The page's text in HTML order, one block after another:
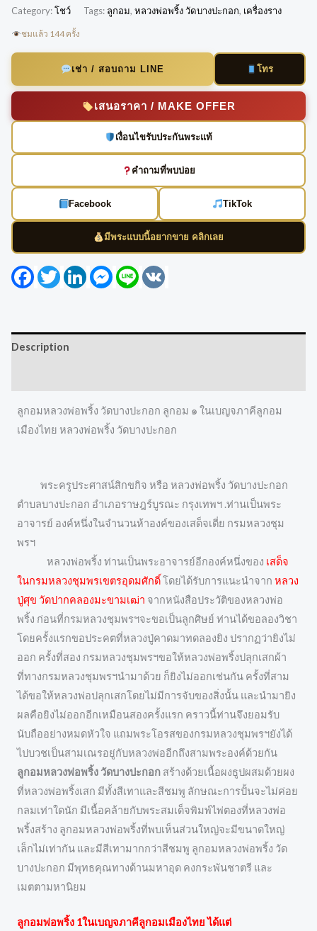
Category:โชว์ Tags: ลูกอม, หลวงพ่อพริ้ง วัดบางปะกอก, เครื่องราง
ชมแล้ว 144 ครั้ง
เช่า / สอบถาม LINE โทร
เสนอราคา / MAKE OFFER
เงื่อนไขรับประกันพระแท้
คำถามที่พบบ่อย
Facebook TikTok
มีพระแบบนี้อยากขาย คลิกเลย
FacebookTwitterLinkedInMessenger
Line
Description
ลูกอมหลวงพ่อพริ้ง วัดบางปะกอก ลูกอม ๑ ในเบญจภาคีลูกอม
เมืองไทย หลวงพ่อพริ้ง วัดบางปะกอก
พระครูประศาสน์สิกขกิจ หรือ หลวงพ่อพริ้ง วัดบางปะกอก
ตำบลบางปะกอก อำเภอราษฎร์บูรณะ กรุงเทพฯ .ท่านเป็นพระ
อาจารย์ องค์หนึ่งในจำนวนห้าองค์ของเสด็จเตี่ย กรมหลวงชุม
พรฯ
หลวงพ่อพริ้ง ท่านเป็นพระอาจารย์อีกองค์หนึ่งของ เสด็จ
ในกรมหลวงชุมพรเขตรอุดมศักดิ์โดยได้รับการแนะนำจาก หลวง
ปู่ศุข วัดปากคลองมะขามเฒ่า จากหนังสือประวัติของหลวงพ่อ
พริ้ง ก่อนที่กรมหลวงชุมพรฯจะขอเป็นลูกศิษย์ ท่านได้ขอลองวิชา
โดยครั้งแรกขอประคตที่หลวงปู่คาดมาทดลองยิง ปรากฏว่ายิงไม่
ออก ครั้งที่สอง กรมหลวงชุมพรฯขอให้หลวงพ่อพริ้งปลุกเสกผ้า
ที่ทางกรมหลวงชุมพรฯนำมาด้วย ก็ยิงไม่ออกเช่นกัน ครั้งที่สาม
ได้ขอให้หลวงพ่อปลุกเสกโดยไม่มีการจับของสิ่งนั้น และนำมายิง
ผลคือยิงไม่ออกอีกเหมือนสองครั้งแรก คราวนี้ท่านจึงยอมรับ
นับถืออย่างหมดหัวใจ แถมพระโอรสของกรมหลวงชุมพรฯยังได้
ไปบวชเป็นสามเณรอยู่กับหลวงพ่ออีกถึงสามพระองค์ด้วยกัน
ลูกอมหลวงพ่อพริ้ง วัดบางปะกอก สร้างด้วยเนื้อผงธูปผสมด้วยผง
ที่หลวงพ่อพริ้งเสก มีทั้งสีเทาและสีชมพู ลักษณะการปั้นจะไม่ค่อย
กลมเท่าใดนัก มีเนื้อคล้ายกับพระสมเด็จพิมพ์ไพ่ตองที่หลวงพ่อ
พริ้งสร้าง ลูกอมหลวงพ่อพริ้งที่พบเห็นส่วนใหญ่จะมีขนาดใหญ่
เล็กไม่เท่ากัน และมีสีเทามากกว่าสีชมพู ลูกอมหลวงพ่อพริ้ง วัด
บางปะกอก มีพุทธคุณทางด้านมหาอุด คงกระพันชาตรี และ
เมตตามหานิยม
ลูกอมพ่อพริ้ง 1ในเบญจภาคีลูกอมเมืองไทย ได้แต่